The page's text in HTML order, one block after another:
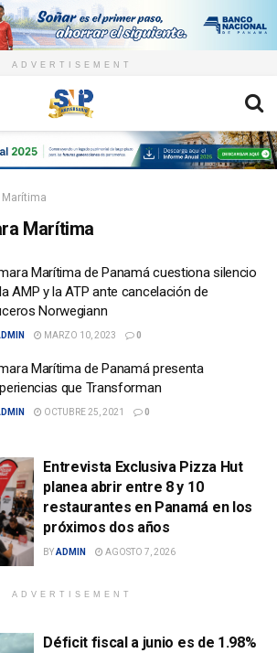
ADVERTISEMENT
Marítima
Marítima
Marítima de Panamá cuestiona silencio
AMP y la ATP ante cancelación de
Norwegiann
MARZO 10, 2023 0
Marítima de Panamá presenta
que Transforman
OCTUBRE 25, 2021 0
Entrevista Exclusiva Pizza Hut
planea abrir entre 8 y 10
restaurantes en Panamá en los
próximos dos años
BYADMIN AGOSTO 7, 2026
ADVERTISEMENT
Déficit fiscal a junio es de 1.98%